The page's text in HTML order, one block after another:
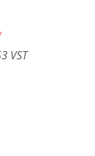
VST